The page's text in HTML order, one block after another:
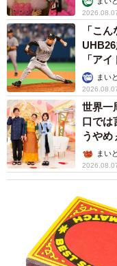
「こ
「ア
か」まい
世界一
口では
うやめ
ん】まい